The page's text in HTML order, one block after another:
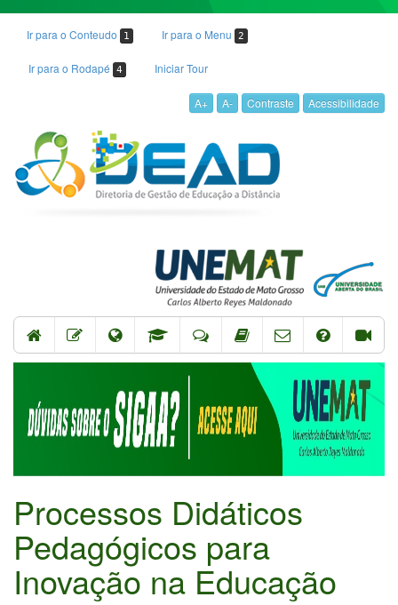
Ir para o Conteudo 1 Ir para o Menu 2
Ir para o Rodapé 4 Iniciar Tour
A+ A- Contraste Acessibilidade
Processos Didáticos
Pedagógicos para
Inovação na Educação